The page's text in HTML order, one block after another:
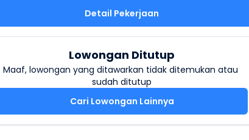
Detail Pekerjaan
Lowongan Ditutup
Maaf, lowongan yang ditawarkan tidak ditemukan atau
sudah ditutup
Cari Lowongan Lainnya